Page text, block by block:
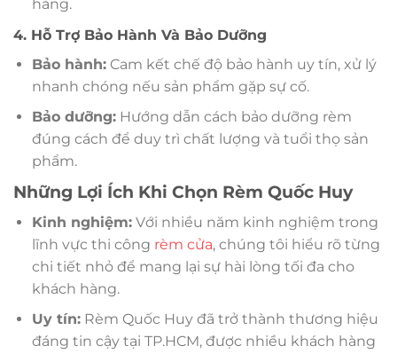
hàng.
4. Hỗ Trợ Bảo Hành Và Bảo Dưỡng
Bảo hành:Cam kết chế độ bảo hành uy tín, xử lý
nhanh chóng nếu sản phẩm gặp sự cố.
Bảo dưỡng:Hướng dẫn cách bảo dưỡng rèm
đúng cách để duy trì chất lượng và tuổi thọ sản
phẩm.
Những Lợi Ích Khi Chọn Rèm Quốc Huy
Kinh nghiệm:Với nhiều năm kinh nghiệm trong
lĩnh vực thi công rèm cửa, chúng tôi hiểu rõ từng
chi tiết nhỏ để mang lại sự hài lòng tối đa cho
khách hàng.
Uy tín:Rèm Quốc Huy đã trở thành thương hiệu
đáng tin cậy tại TP.HCM, được nhiều khách hàng